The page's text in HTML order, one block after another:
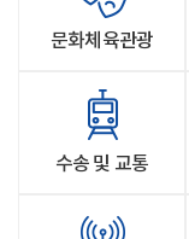
문화체육관광
수송 및 교통